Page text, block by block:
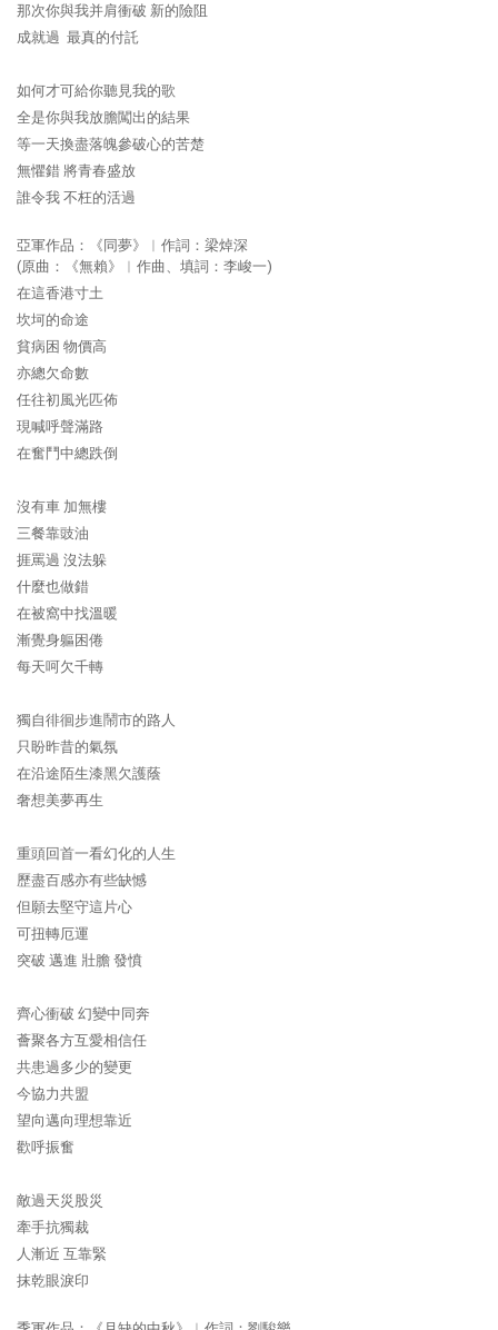
那次你與我并肩衝破 新的險阻
成就過 最真的付託
如何才可給你聽見我的歌
全是你與我放膽闖出的結果
等一天換盡落魄參破心的苦楚
無懼錯 將青春盛放
誰令我 不枉的活過
亞軍作品：《同夢》︳作詞：梁焯深
(原曲：《無賴》︳作曲、填詞：李峻一)
在這香港寸土
坎坷的命途
貧病困 物價高
亦總欠命數
任往初風光匹佈
現喊呼聲滿路
在奮鬥中總跌倒
沒有車 加無樓
三餐靠豉油
捱罵過 沒法躲
什麼也做錯
在被窩中找溫暖
漸覺身軀困倦
每天呵欠千轉
獨自徘徊步進鬧市的路人
只盼昨昔的氣氛
在沿途陌生漆黑欠護蔭
奢想美夢再生
重頭回首一看幻化的人生
歷盡百感亦有些缺憾
但願去堅守這片心
可扭轉厄運
突破 邁進 壯膽 發憤
齊心衝破 幻變中同奔
薈聚各方互愛相信任
共患過多少的變更
今協力共盟
望向邁向理想靠近
歡呼振奮
敵過天災股災
牽手抗獨裁
人漸近 互靠緊
抹乾眼淚印